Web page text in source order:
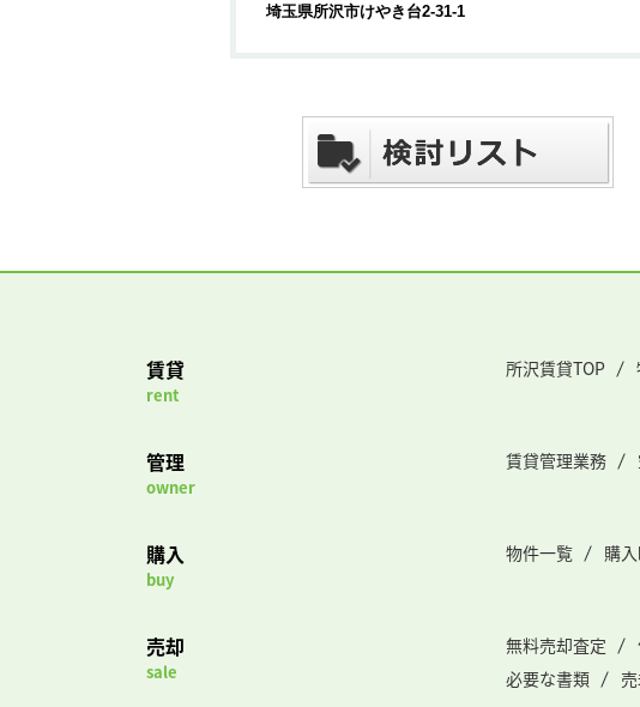
埼玉県所沢市けやき台2-31-1
賃貸
rent
所沢賃貸TOP
管理
owner
賃貸管理業務
購入
buy
物件一覧 購
売却
sale
無料売却査定
必要な書類